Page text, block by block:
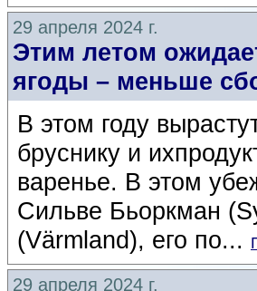
29 апреля 2024 г.
Этим летом
ягоды – меньше
В этом году
бруснику и
варенье. В этом
Сильве Бьоркман
(Värmland), его по...
29 апреля 2024 г.